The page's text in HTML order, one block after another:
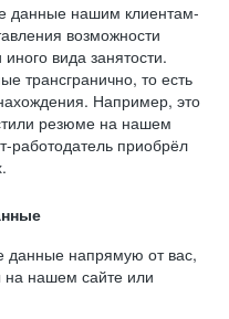
данные нашим клиентам-
возможности
вида занятости.
трансгранично, то есть
Например, это
резюме на нашем
работодатель приобрёл
напрямую от вас,
на нашем сайте или